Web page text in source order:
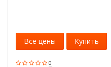
0
Все цены Купить